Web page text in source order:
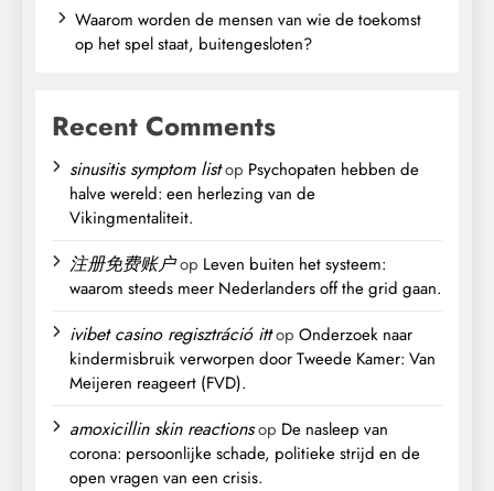
Waarom worden de mensen van wie de toekomst
op het spel staat, buitengesloten?
Recent Comments
sinusitis symptom listop Psychopaten hebben de
halve wereld: een herlezing van de
Vikingmentaliteit.
注册免费账户op Leven buiten het systeem:
waarom steeds meer Nederlanders off the grid gaan.
ivibet casino regisztráció ittop Onderzoek naar
kindermisbruik verworpen door Tweede Kamer: Van
Meijeren reageert (FVD).
amoxicillin skin reactionsop De nasleep van
corona: persoonlijke schade, politieke strijd en de
open vragen van een crisis.